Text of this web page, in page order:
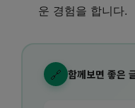
운 경험을 합니다.
🔗 함께보면 좋은